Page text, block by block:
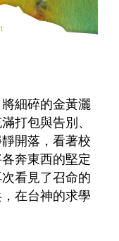
細碎的金黃灑
打包與告別、
開落，看著校
奔東西的堅定
看見了召命的
在台神的求學